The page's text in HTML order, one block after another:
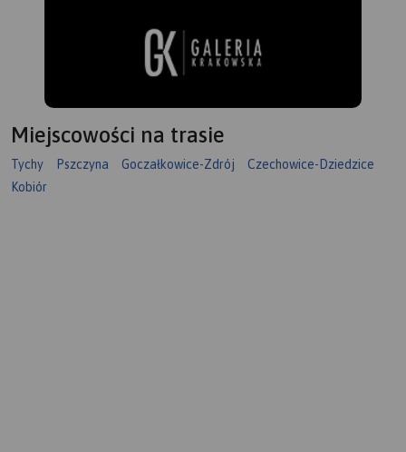
Miejscowości na trasie
Tychy Pszczyna Goczałkowice-Zdrój
Czechowice-Dziedzice
Kobiór